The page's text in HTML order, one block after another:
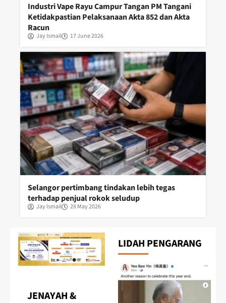
Industri Vape Rayu Campur Tangan PM Tangani
Ketidakpastian Pelaksanaan Akta 852 dan Akta
Racun
Jay Ismail 17 June 2026
Selangor pertimbang tindakan lebih tegas
terhadap penjual rokok seludup
Jay Ismail 28 May 2026
JENAYAH &
LIDAH PENGARANG